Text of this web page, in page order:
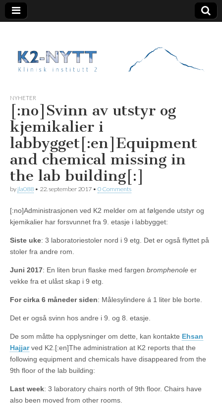
K2 Nytt
NYHETER
[:no]Svinn av utstyr og
kjemikalier i
labbygget[:en]Equipment
and chemical missing in
the lab building[:]
by jla088 • 22. september 2017 • 0 Comments
[:no]Administrasjonen ved K2 melder om at følgende utstyr og
kjemikalier har forsvunnet fra 9. etasje i labbygget:
Siste uke: 3 laboratoriestoler nord i 9 etg. Det er også flyttet på
stoler fra andre rom.
Juni 2017: En liten brun flaske med fargen bromphenole er
vekke fra et ulåst skap i 9 etg.
For cirka 6 måneder siden: Målesylindere á 1 liter ble borte.
Det er også svinn hos andre i 9. og 8. etasje.
De som måtte ha opplysninger om dette, kan kontakte Ehsan
Hajjarved K2.[:en]The administration at K2 reports that the
following equipment and chemicals have disappeared from the
9th floor of the lab building:
Last week: 3 laboratory chairs north of 9th floor. Chairs have
also been moved from other rooms.